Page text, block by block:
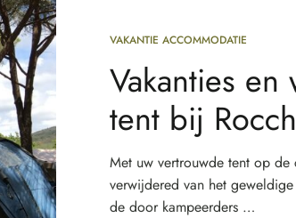
VAKANTIE ACCOMMODATIE
Vakanties
tent bij
Met uw vertrouwde tent op de
verwijdered van het
de door kampeerders …